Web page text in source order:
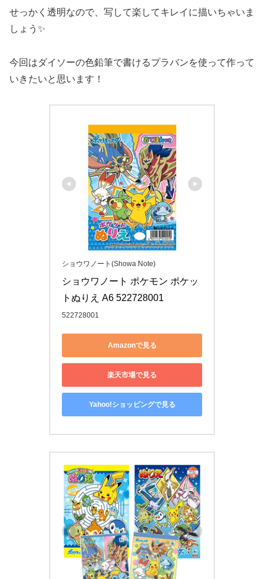
せっかく透明なので、写して楽してキレイに描いちゃいま
しょう✨
今回はダイソーの色鉛筆で書けるプラバンを使って作って
いきたいと思います！
ショウワノート(Showa Note)
ショウワノート ポケモン ポケッ
トぬりえ A6 522728001
522728001
Amazonで見る
楽天市場で見る
Yahoo!ショッピングで見る